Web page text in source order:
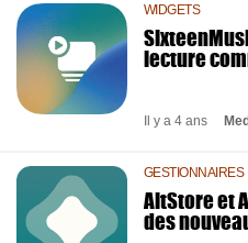
WIDGETS
lecture
Il y a 4 ans
GESTIONNAIRES
AltStore et
des